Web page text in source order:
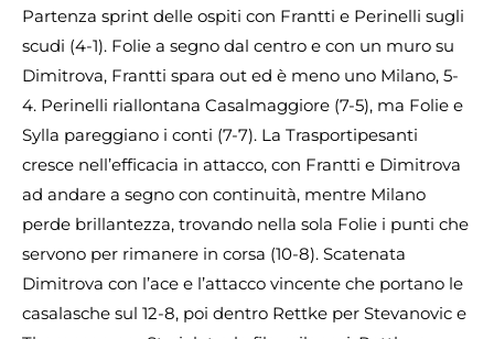
Partenza sprint delle ospiti con Frantti e Perinelli sugli
scudi (4-1). Folie a segno dal centro e con un muro su
Dimitrova, Frantti spara out ed è meno uno Milano, 5-
4. Perinelli riallontana Casalmaggiore (7-5), ma Folie e
Sylla pareggiano i conti (7-7). La Trasportipesanti
cresce nell’efficacia in attacco, con Frantti e Dimitrova
ad andare a segno con continuità, mentre Milano
perde brillantezza, trovando nella sola Folie i punti che
servono per rimanere in corsa (10-8). Scatenata
Dimitrova con l’ace e l’attacco vincente che portano le
casalasche sul 12-8, poi dentro Rettke per Stevanovic e